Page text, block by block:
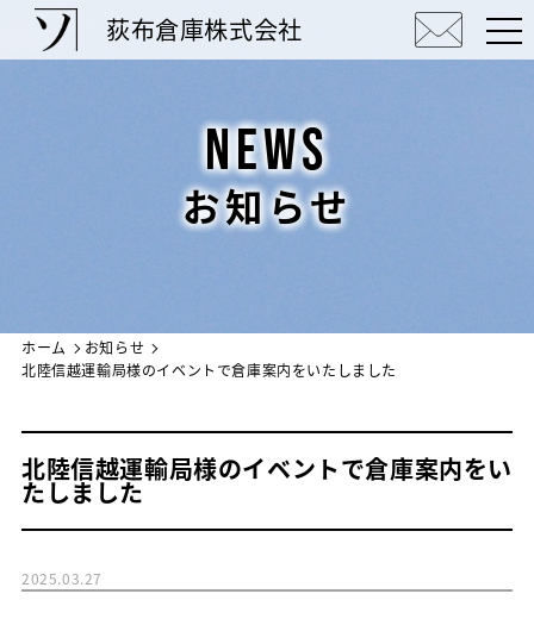
荻布倉庫株式会社
NEWS
お知らせ
ホーム
お知らせ
北陸信越運輸局様のイベントで倉庫案内をいたしました
北陸信越運輸局様のイベントで倉庫案内をい
たしました
2025.03.27